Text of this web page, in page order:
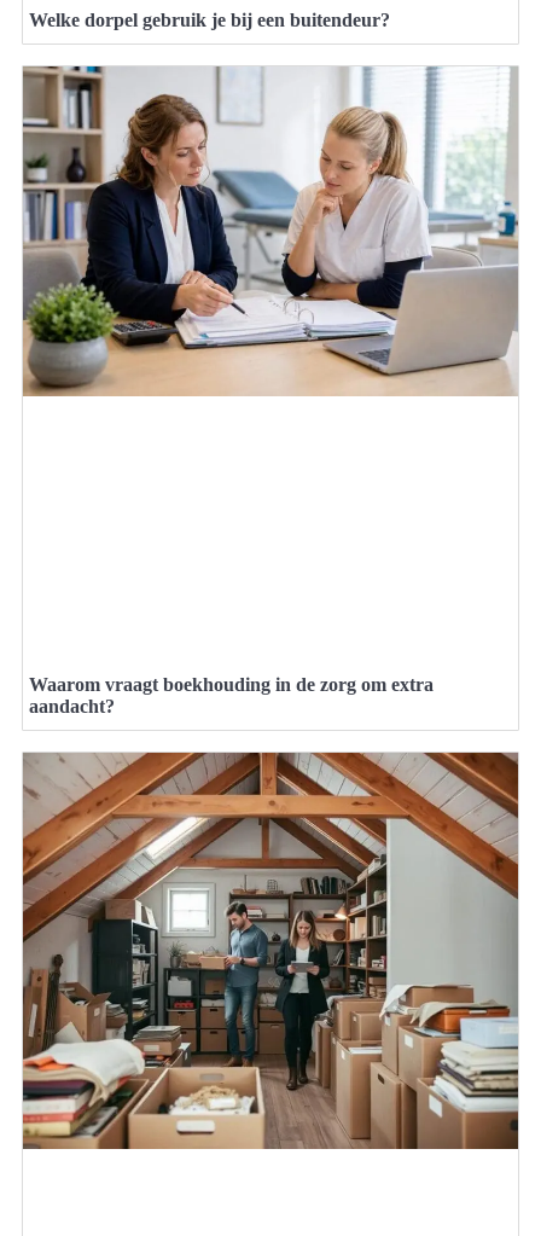
Welke dorpel gebruik je bij een buitendeur?
Waarom vraagt boekhouding in de zorg om extra
aandacht?